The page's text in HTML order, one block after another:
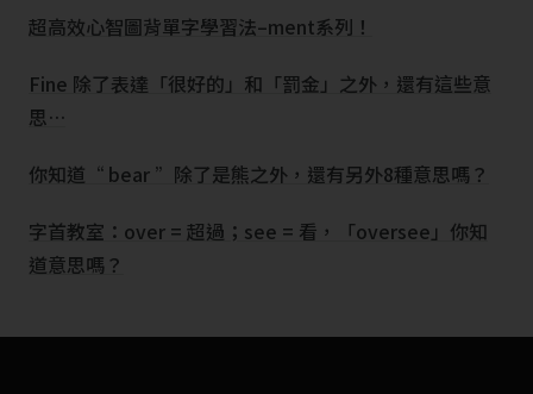
超高效心智圖背單字學習法–ment系列！
Fine 除了表達「很好的」和「罰金」之外，還有這些意
思…
你知道“ bear ”除了是熊之外，還有另外8種意思嗎？
字首教室：over = 超過；see = 看，「oversee」你知
道意思嗎？